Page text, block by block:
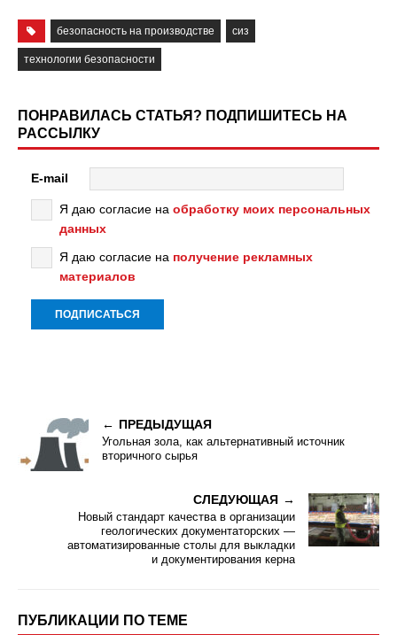
безопасность на производстве сиз
технологии безопасности
ПОНРАВИЛАСЬ СТАТЬЯ? ПОДПИШИТЕСЬ НА
РАССЫЛКУ
E-mail
Я даю согласие на обработку моих персональных
данных
Я даю согласие на получение рекламных
материалов
ПРЕДЫДУЩАЯ
Угольная зола, как альтернативный источник
вторичного сырья
СЛЕДУЮЩАЯ
Новый стандарт качества в организации
геологических документаторских —
автоматизированные столы для выкладки
и документирования керна
ПУБЛИКАЦИИ ПО ТЕМЕ